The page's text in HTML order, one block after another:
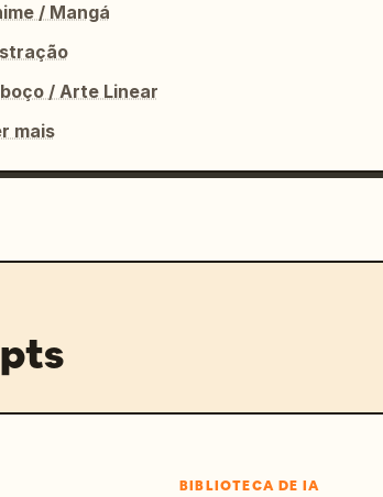
/ Mangá
/ Arte Linear
mais
BIBLIOTECA DE IA